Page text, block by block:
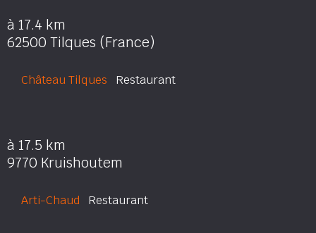
à 17.4 km
62500 Tilques (France)
Château Tilques Restaurant
à 17.5 km
9770 Kruishoutem
Arti-Chaud Restaurant